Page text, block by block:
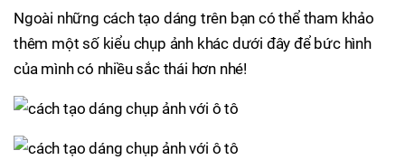
Ngoài những cách tạo dáng trên bạn có thể tham khảo
thêm một số kiểu chụp ảnh khác dưới đây để bức hình
của mình có nhiều sắc thái hơn nhé!